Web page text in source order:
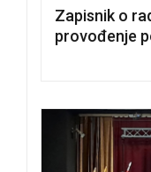
Zapisnik o
provođenje